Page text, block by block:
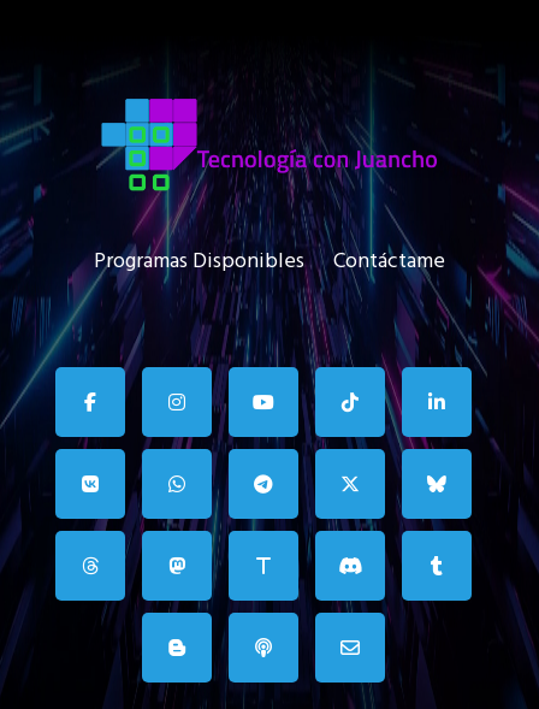
Programas Disponibles Contáctame